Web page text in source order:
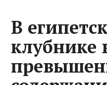
В
клубнике